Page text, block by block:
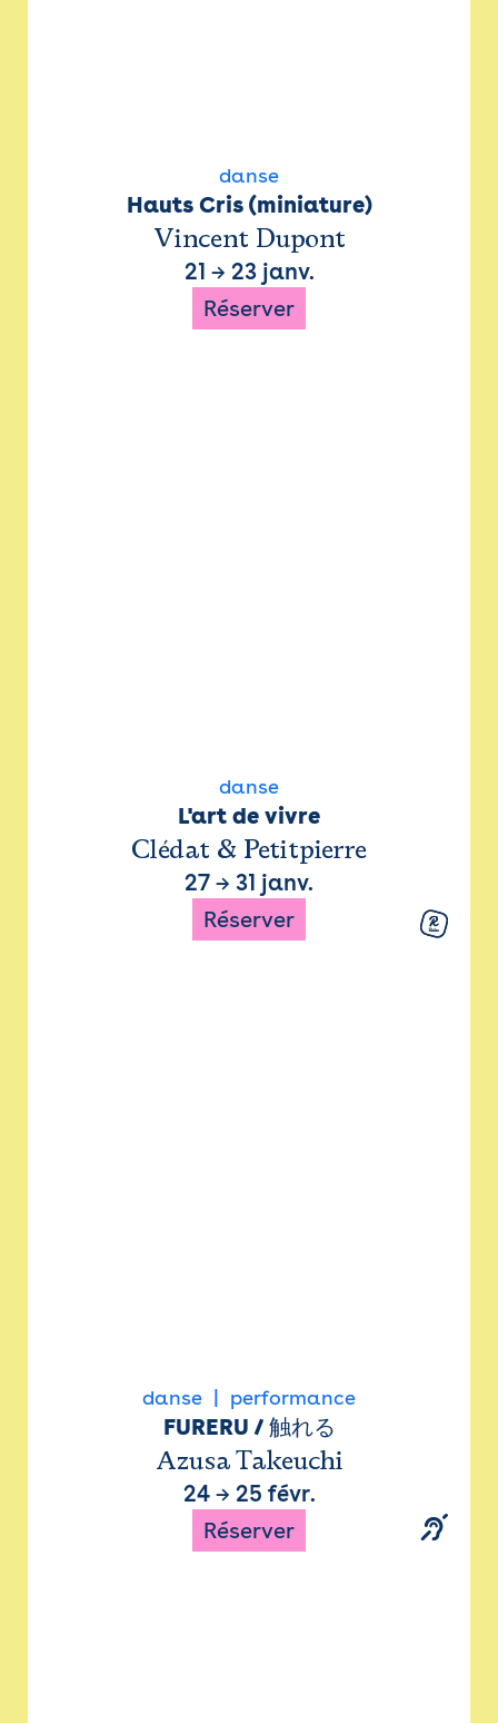
danse
Hauts Cris (miniature)
Vincent Dupont
21 → 23 janv.
Réserver
danse
L'art de vivre
Clédat & Petitpierre
27 → 31 janv.
Réserver
danse performance
FURERU / 触れる
Azusa Takeuchi
24→ 25 févr.
Réserver